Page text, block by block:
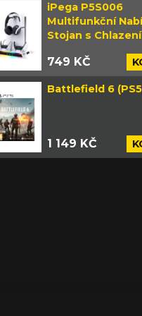
iPega P5S006
Multifunkční
Stojan s
749 KČ
Battlefield 6
1 149 KČ